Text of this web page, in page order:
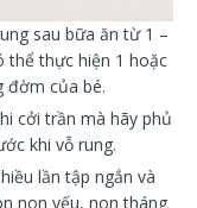
sau bữa ăn từ 1 –
thể thực hiện 1 hoặc
đờm của bé.
cởi trần mà hãy phủ
khi vỗ rung.
lần tập ngắn và
non yếu, non tháng